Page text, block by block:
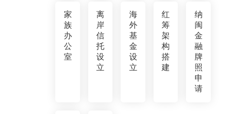
家
族
办
公
室
离
岸
信
托
设
立
海
外
基
金
设
立
红
筹
架
构
搭
建
纳
闽
金
融
牌
照
申
请